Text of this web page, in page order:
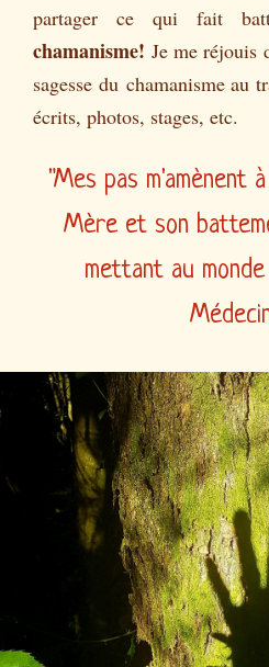
partager ce qui fait
chamanisme! Je me réjouis
sagesse du chamanisme au
écrits, photos, stages, etc.
"Mes pas m'amènent
Mère et son
mettant au